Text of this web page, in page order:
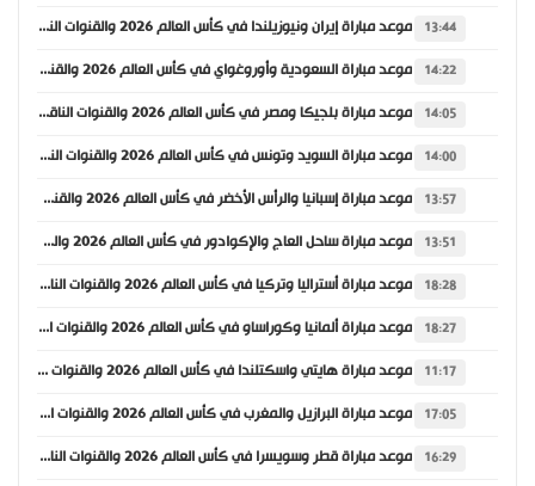
13:44 موعد مباراة إيران ونيوزيلندا في كأس العالم 2026 والقنوات الناقلة
14:22 موعد مباراة السعودية وأوروغواي في كأس العالم 2026 والقنوات الناقلة
14:05 موعد مباراة بلجيكا ومصر في كأس العالم 2026 والقنوات الناقلة
14:00 موعد مباراة السويد وتونس في كأس العالم 2026 والقنوات الناقلة
13:57 موعد مباراة إسبانيا والرأس الأخضر في كأس العالم 2026 والقنوات الناقلة
13:51 موعد مباراة ساحل العاج والإكوادور في كأس العالم 2026 والقنوات الناقلة
18:28 موعد مباراة أستراليا وتركيا في كأس العالم 2026 والقنوات الناقلة
18:27 موعد مباراة ألمانيا وكوراساو في كأس العالم 2026 والقنوات الناقلة
11:17 موعد مباراة هايتي واسكتلندا في كأس العالم 2026 والقنوات الناقلة
17:05 موعد مباراة البرازيل والمغرب في كأس العالم 2026 والقنوات الناقلة
16:29 موعد مباراة قطر وسويسرا في كأس العالم 2026 والقنوات الناقلة